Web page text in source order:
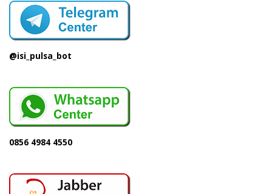
@isi_pulsa_bot
0856 4984 4550